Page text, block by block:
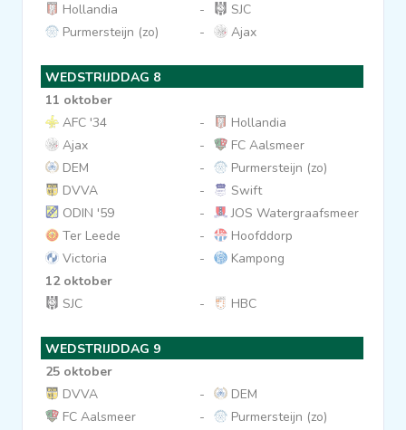
Hollandia
-
SJC
Purmersteijn (zo)
- Ajax
WEDSTRIJDDAG 8
11 oktober
AFC '34
-
Hollandia
Ajax
-
FC Aalsmeer
DEM
-
Purmersteijn (zo)
DVVA
-
Swift
ODIN '59
-
JOS Watergraafsmeer
Ter Leede
-
Hoofddorp
Victoria
-
Kampong
12 oktober
SJC
- HBC
WEDSTRIJDDAG 9
25 oktober
DVVA
-
DEM
FC Aalsmeer
- Purmersteijn (zo)